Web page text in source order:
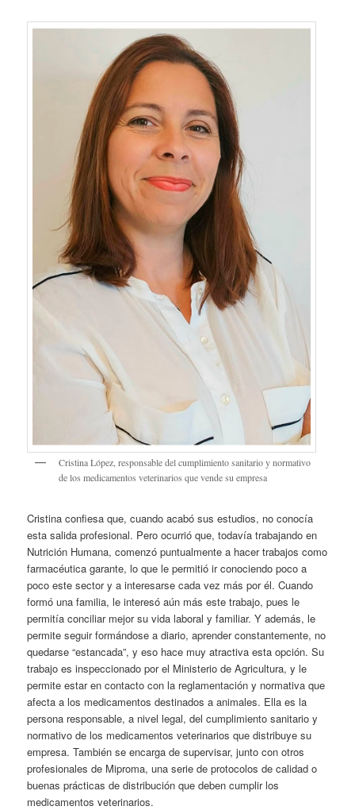
Cristina López, responsable del cumplimiento sanitario y normativo
de los medicamentos veterinarios que vende su empresa
Cristina confiesa que, cuando acabó sus estudios, no conocía
esta salida profesional. Pero ocurrió que, todavía trabajando en
Nutrición Humana, comenzó puntualmente a hacer trabajos como
farmacéutica garante, lo que le permitió ir conociendo poco a
poco este sector y a interesarse cada vez más por él. Cuando
formó una familia, le interesó aún más este trabajo, pues le
permitía conciliar mejor su vida laboral y familiar. Y además, le
permite seguir formándose a diario, aprender constantemente, no
quedarse “estancada”, y eso hace muy atractiva esta opción. Su
trabajo es inspeccionado por el Ministerio de Agricultura, y le
permite estar en contacto con la reglamentación y normativa que
afecta a los medicamentos destinados a animales. Ella es la
persona responsable, a nivel legal, del cumplimiento sanitario y
normativo de los medicamentos veterinarios que distribuye su
empresa. También se encarga de supervisar, junto con otros
profesionales de Miproma, una serie de protocolos de calidad o
buenas prácticas de distribución que deben cumplir los
medicamentos veterinarios.